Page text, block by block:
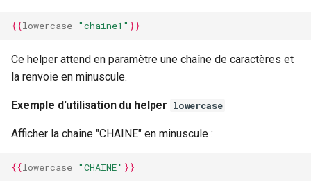
{{lowercase "chaine1" }}
Ce helper attend en paramètre une chaîne de caractères et
la renvoie en minuscule.
Exemple d'utilisation du helper lowercase
Afficher la chaîne "CHAINE" en minuscule :
{{lowercase "CHAINE" }}